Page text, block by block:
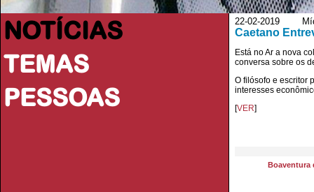
NOTÍCIAS
TEMAS
PESSOAS
22-02-2019
Caetano
Está no Ar a nova
conversa sobre os
O filósofo e escritor
interesses
[VER]
Boaventura